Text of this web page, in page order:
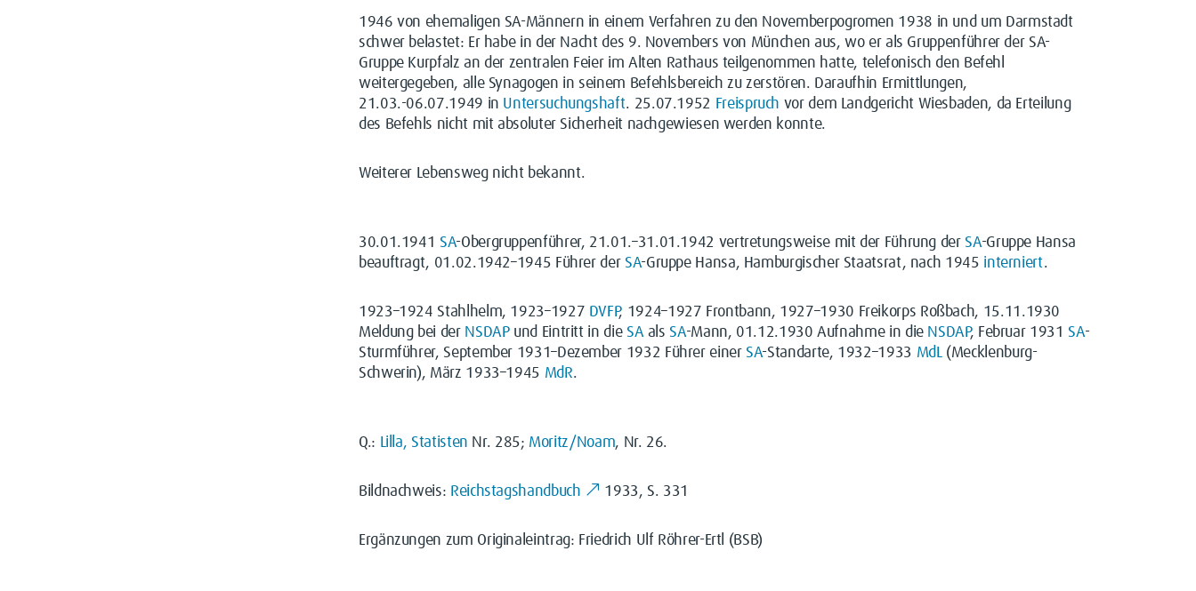
1946 von ehemaligen SA-Männern in einem Verfahren zu den Novemberpogromen 1938 in und um Darmstadt
schwer belastet: Er habe in der Nacht des 9. Novembers von München aus, wo er als Gruppenführer der SA-
Gruppe Kurpfalz an der zentralen Feier im Alten Rathaus teilgenommen hatte, telefonisch den Befehl
weitergegeben, alle Synagogen in seinem Befehlsbereich zu zerstören. Daraufhin Ermittlungen,
21.03.-06.07.1949 in Untersuchungshaft. 25.07.1952 Freispruch vor dem Landgericht Wiesbaden, da Erteilung
des Befehls nicht mit absoluter Sicherheit nachgewiesen werden konnte.
Weiterer Lebensweg nicht bekannt.
30.01.1941 SA-Obergruppenführer, 21.01.–31.01.1942 vertretungsweise mit der Führung der SA-Gruppe Hansa
beauftragt, 01.02.1942–1945 Führer der SA-Gruppe Hansa, Hamburgischer Staatsrat, nach 1945 interniert.
1923–1924 Stahlhelm, 1923–1927 DVFP, 1924–1927 Frontbann, 1927–1930 Freikorps Roßbach, 15.11.1930
Meldung bei der NSDAPund Eintritt in die SAals SA-Mann, 01.12.1930 Aufnahme in die NSDAP, Februar 1931 SA-
Sturmführer, September 1931–Dezember 1932 Führer einer SA-Standarte, 1932–1933 MdL(Mecklenburg-
Schwerin), März 1933–1945 MdR.
Q.: Lilla, Statisten Nr. 285; Moritz/Noam, Nr. 26.
Bildnachweis: Reichstagshandbuch 1933, S. 331
Ergänzungen zum Originaleintrag: Friedrich Ulf Röhrer-Ertl (BSB)